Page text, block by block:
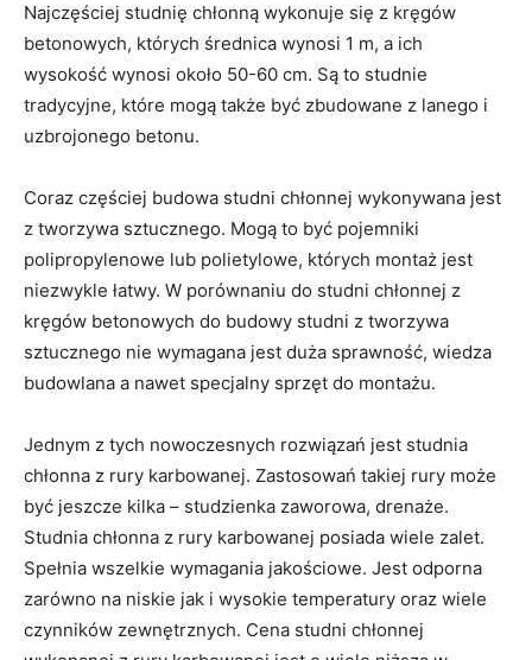
Najczęściej studnię chłonną wykonuje się z kręgów
betonowych, których średnica wynosi 1 m, a ich
wysokość wynosi około 50-60 cm. Są to studnie
tradycyjne, które mogą także być zbudowane z lanego i
uzbrojonego betonu.
Coraz częściej budowa studni chłonnej wykonywana jest
z tworzywa sztucznego. Mogą to być pojemniki
polipropylenowe lub polietylowe, których montaż jest
niezwykle łatwy. W porównaniu do studni chłonnej z
kręgów betonowych do budowy studni z tworzywa
sztucznego nie wymagana jest duża sprawność, wiedza
budowlana a nawet specjalny sprzęt do montażu.
Jednym z tych nowoczesnych rozwiązań jest studnia
chłonna z rury karbowanej. Zastosowań takiej rury może
być jeszcze kilka – studzienka zaworowa, drenaże.
Studnia chłonna z rury karbowanej posiada wiele zalet.
Spełnia wszelkie wymagania jakościowe. Jest odporna
zarówno na niskie jak i wysokie temperatury oraz wiele
czynników zewnętrznych. Cena studni chłonnej